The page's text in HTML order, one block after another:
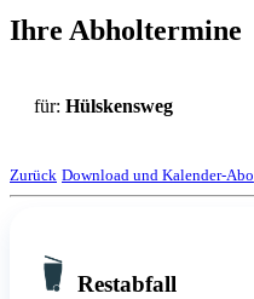
Ihre Abholtermine
für: Hülskensweg
Zurück Download und Kalender-Abo
Restabfall